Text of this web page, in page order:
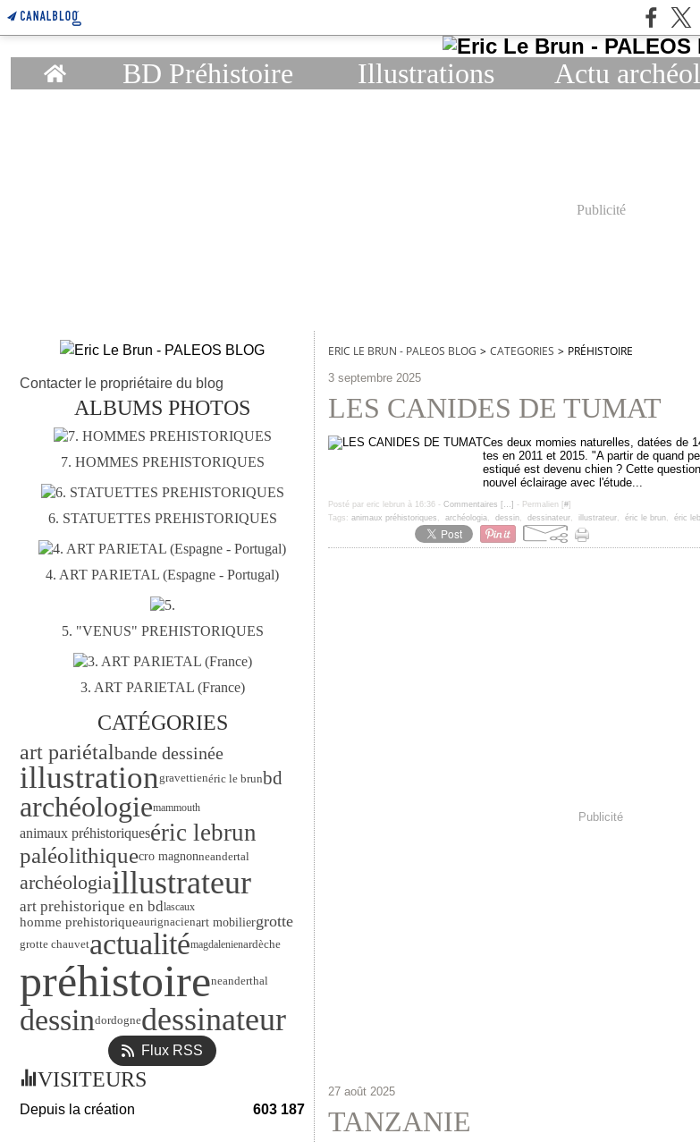
Home BD Préhistoire Illustrations
Publicité
Contacter le propriétaire du blog
ALBUMS PHOTOS
7. HOMMES PREHISTORIQUES
6. STATUETTES PREHISTORIQUES
4. ART PARIETAL (Espagne - Portugal)
5. "VENUS" PREHISTORIQUES
3. ART PARIETAL (France)
CATÉGORIES
art pariétalbande dessinée
illustrationgravettienéric le brunbd
archéologiemammouth
animaux préhistoriqueséric lebrun
paléolithiquecro magnonneandertal
archéologiaillustrateur
art prehistorique en bdlascaux
homme prehistoriqueaurignacienart mobiliergrotte
grotte chauvetactualitémagdalenienardèche
préhistoireneanderthal
dessindordognedessinateur
Flux RSS
VISITEURS
Depuis la création 603 187
ERIC LE BRUN - PALEOS BLOG > CATEGORIES > PRÉHISTOIRE
3 septembre 2025
LES CANIDES DE TUMAT
Ces deux momies naturelles, datées de
tes en 2011 et 2015. "A partir de quand
estiqué est devenu chien ? Cette
nouvel éclairage avec l'étude...
Posté par eric lebrun à 16:36 - Commentaires [ …] - Permalien [ #]
Tags: animaux préhistoriques , archéologia, dessin, dessinateur, illustrateur, éric le brun, éric
Publicité
27 août 2025
TANZANIE